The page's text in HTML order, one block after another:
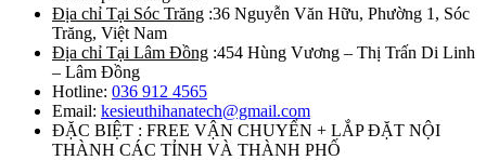
Địa chỉ Tại Sóc Trăng :36 Nguyễn Văn Hữu, Phường 1, Sóc
Trăng, Việt Nam
Địa chỉ Tại Lâm Đồng :454 Hùng Vương – Thị Trấn Di Linh
– Lâm Đồng
Hotline: 036 912 4565
Email: kesieuthihanatech@gmail.com
ĐẶC BIỆT : FREE VẬN CHUYỂN + LẮP ĐẶT NỘI
THÀNH CÁC TỈNH VÀ THÀNH PHỐ